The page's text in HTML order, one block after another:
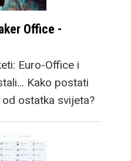
Office -
Euro-Office i
Kako postati
ostatka svijeta?